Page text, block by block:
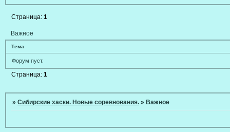
Важное
Страница:1
Тема
Форум пуст.
Страница:1
»Сибирские хаски. Новые соревнования. » Важное